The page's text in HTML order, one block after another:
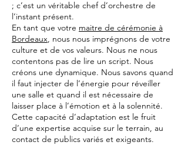
; c’est un véritable chef d’orchestre de
l’instant présent.
En tant que votre maitre de cérémonie à
Bordeaux, nous nous imprégnons de votre
culture et de vos valeurs. Nous ne nous
contentons pas de lire un script. Nous
créons une dynamique. Nous savons quand
il faut injecter de l’énergie pour réveiller
une salle et quand il est nécessaire de
laisser place à l’émotion et à la solennité.
Cette capacité d’adaptation est le fruit
d’une expertise acquise sur le terrain, au
contact de publics variés et exigeants.